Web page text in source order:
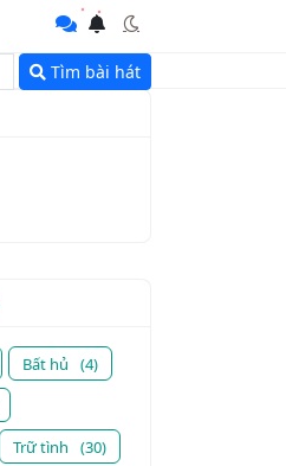
Tìm bài hát
Bất hủ
(4)
Trữ tình
(30)